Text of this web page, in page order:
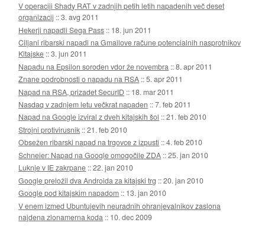
V operaciji Shady RAT v zadnjih petih letih napadenih več deset
organizacij ::3. avg 2011
Hekerji napadli Sega Pass :: 18. jun 2011
Ciljani ribarski napadi na Gmailove račune potencialnih nasprotnikov
Kitajske ::3. jun 2011
Napadu na Epsilon soroden vdor že novembra ::8. apr 2011
Znane podrobnosti o napadu na RSA ::5. apr 2011
Napad na RSA, prizadet SecurID :: 18. mar 2011
Nasdaq v zadnjem letu večkrat napaden ::7. feb 2011
Napad na Google izviral z dveh kitajskih šol ::21. feb 2010
Strojni protivirusnik ::21. feb 2010
Obsežen ribarski napad na trgovce z izpusti ::4. feb 2010
Schneier: Napad na Google omogočile ZDA ::25. jan 2010
Luknje v IE zakrpane ::22. jan 2010
Google preložil dva Androida za kitajski trg ::20. jan 2010
Google pod kitajskim napadom :: 13. jan 2010
V enem izmed Ubuntujevih neuradnih ohranjevalnikov zaslona
najdena zlonamerna koda :: 10. dec 2009